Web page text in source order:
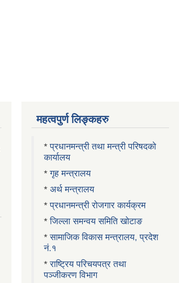
महत्वपुर्ण लिङ्कहरु
*प्रधानमन्त्री तथा मन्त्री परिषदको
कार्यालय
*गृह मन्त्रालय
* अर्थ मन्त्रालय
*प्रधानमन्त्री रोजगार कार्यक्रम
*जिल्ला समन्वय समिति खोटाङ
*सामाजिक विकास मन्त्रालय, प्रदेश
नं.१
*राष्ट्रिय परिचयपत्र तथा
पञ्जीकरण विभाग